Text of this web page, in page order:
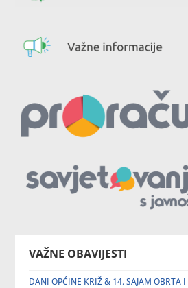
VAŽNE OBAVIJESTI
DANI OPĆINE KRIŽ & 14. SAJAM OBRTA